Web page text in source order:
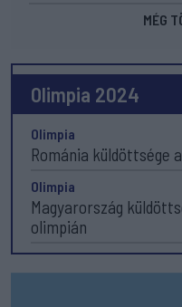
MÉG
Olimpia 2024
Olimpia
Románia küldöttsége
Olimpia
Magyarország
olimpián